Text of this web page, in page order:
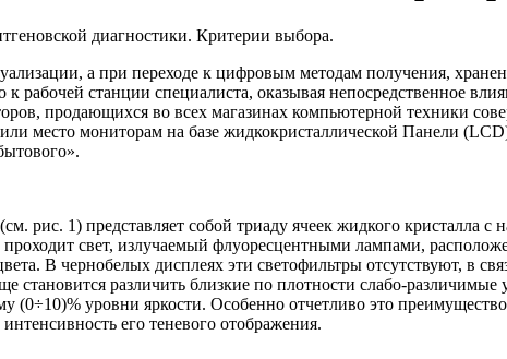
диагностики. Критерии выбора.
а при переходе к цифровым методам получения,
рабочей станции специалиста, оказывая непосредственное
продающихся во всех магазинах компьютерной техники
место мониторам на базе жидкокристаллической Панели
рис. 1) представляет собой триаду ячеек жидкого кристалла с
свет, излучаемый флуоресцентными лампами,
В чернобелых дисплеях эти светофильтры отсутствуют, в
становится различить близкие по плотности слабо-различимые
(0÷10)% уровни яркости. Особенно отчетливо это
его теневого отображения.